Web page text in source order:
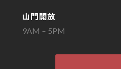
山門開放
9AM – 5PM